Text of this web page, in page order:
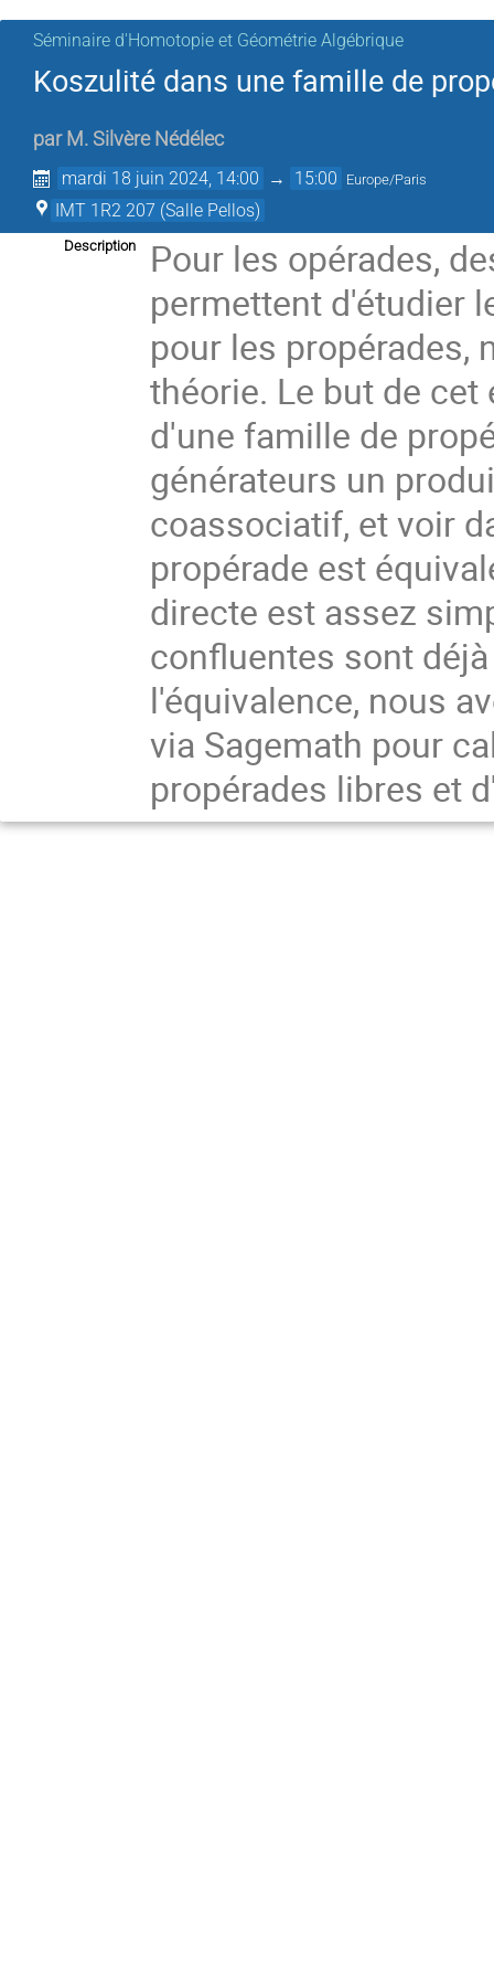
Séminaire d'Homotopie et Géométrie Algébrique
Koszulité dans une famille de
par M. Silvère Nédélec
mardi 18 juin 2024, 14:00 → 15:00 Europe/Paris
IMT 1R2 207 (Salle Pellos)
Description
Pour les opérades,
permettent d'étudier
pour les propérades,
théorie. Le but de
d'une famille de
générateurs un
coassociatif, et voir
propérade est
directe est assez
confluentes sont
l'équivalence, nous
via Sagemath pour
propérades libres et